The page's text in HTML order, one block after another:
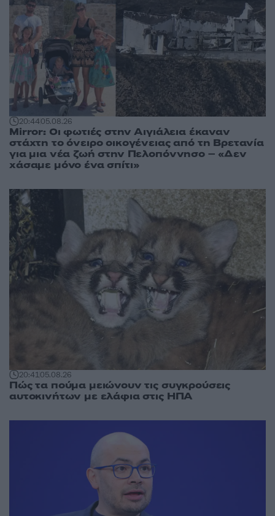
20:4405.08.26
Mirror: Οι φωτιές στην Αιγιάλεια έκαναν
στάχτη το όνειρο οικογένειας από τη Βρετανία
για μια νέα ζωή στην Πελοπόννησο – «Δεν
χάσαμε μόνο ένα σπίτι»
20:4105.08.26
Πώς τα πούμα μειώνουν τις συγκρούσεις
αυτοκινήτων με ελάφια στις ΗΠΑ